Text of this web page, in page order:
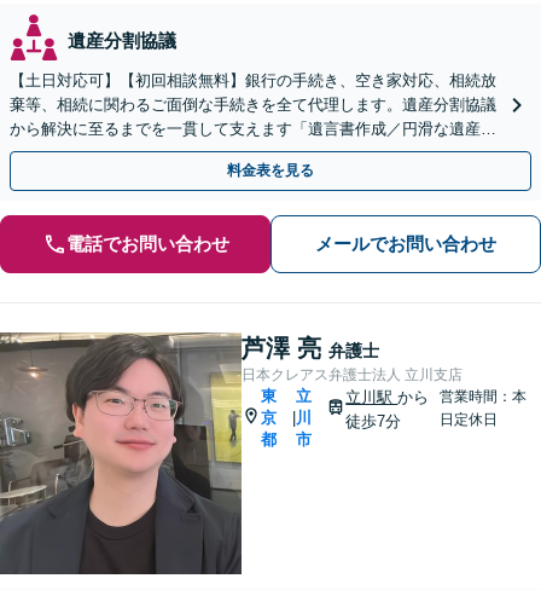
遺産分割協議
【土日対応可】【初回相談無料】銀行の手続き、空き家対応、相続放
棄等、相続に関わるご面倒な手続きを全て代理します。遺産分割協議
から解決に至るまでを一貫して支えます「遺言書作成／円滑な遺産分
割を」「家族信託／信頼できる家族に財産管理を任せる」
料金表を見る
電話でお問い合わせ メールでお問い合わせ
芦澤 亮 弁護士
日本クレアス弁護士法人 立川支店
東
京
都
立
川
市
立川駅から
徒歩7分
営業時間：本
日定休日